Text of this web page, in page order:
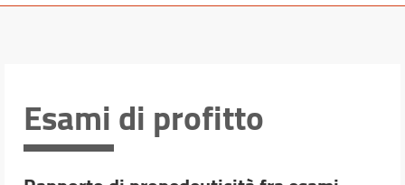
Insegnamenti
Ricerca insegnamenti
Didattica innovativa
Esami di profitto
Esami di profitto